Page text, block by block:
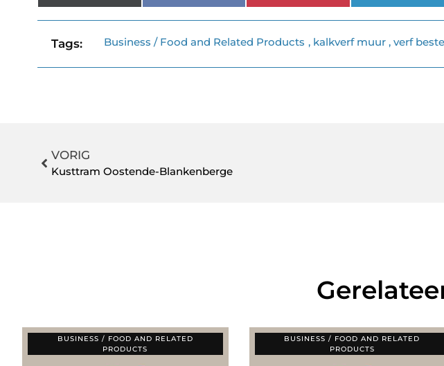
Tags: Business / Food and Related Products , kalkverf muur ,verf
VORIG
Kusttram Oostende-Blankenberge
BUSINESS / FOOD AND RELATED
PRODUCTS
BUSINESS / FOOD AND RELATED
PRODUCTS